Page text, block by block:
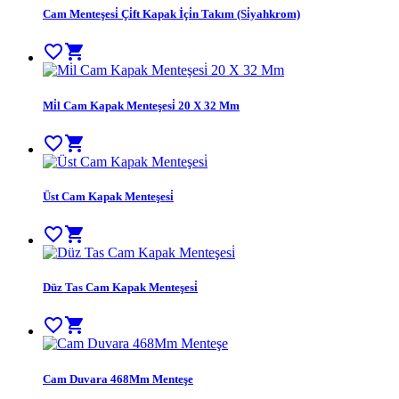
Cam Menteşesi̇ Çi̇ft Kapak İçi̇n Takım (Si̇yahkrom)
favorite_bordershopping_cart
Mi̇l Cam Kapak Menteşesi̇ 20 X 32 Mm
favorite_bordershopping_cart
Üst Cam Kapak Menteşesi̇
favorite_bordershopping_cart
Düz Tas Cam Kapak Menteşesi̇
favorite_bordershopping_cart
Cam Duvara 468Mm Menteşe